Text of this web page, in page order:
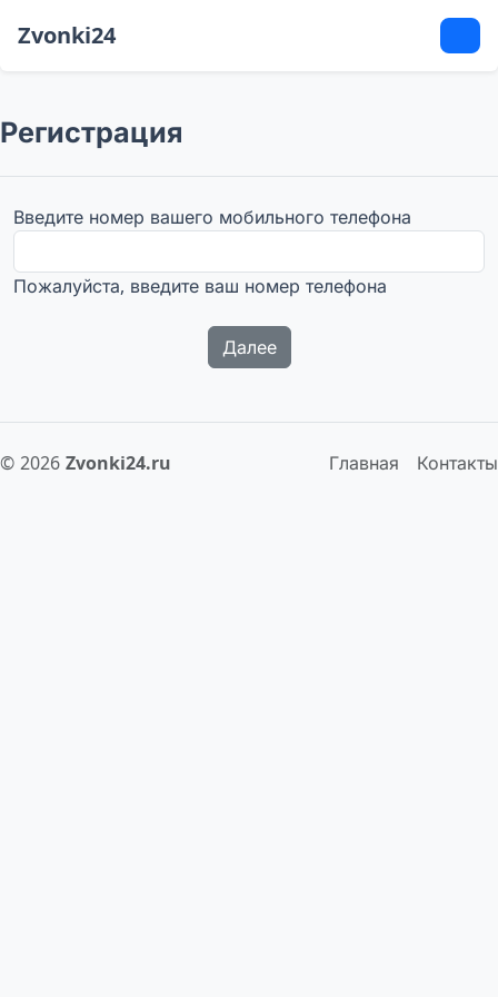
Zvonki24
Регистрация
Введите номер вашего мобильного телефона
Пожалуйста, введите ваш номер телефона
Далее
© 2026 Zvonki24.ru Главная Контакты